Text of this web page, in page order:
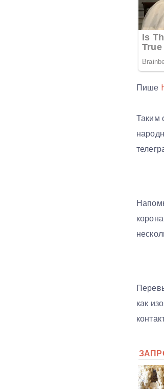
Пише
Таким
как